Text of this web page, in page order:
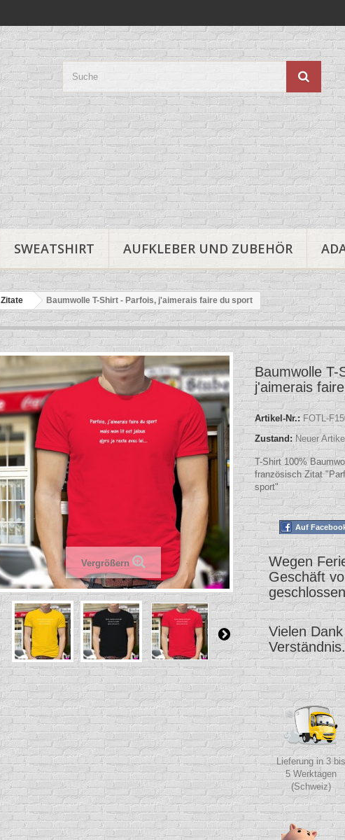
SWEATSHIRT AUFKLEBER UND ZUBEHÖR
Zitate Baumwolle T-Shirt - Parfois, j'aimerais faire du sport
Vergrößern
Baumwolle T-
j'aimerais
Artikel-Nr.: FOTL-
Zustand: Neuer Artikel
T-Shirt 100%
französisch Zitat
sport"
Auf
Wegen
Geschäft
Vielen
Verständnis.
Lieferung in 3 bis
5 Werktagen
(Schweiz)